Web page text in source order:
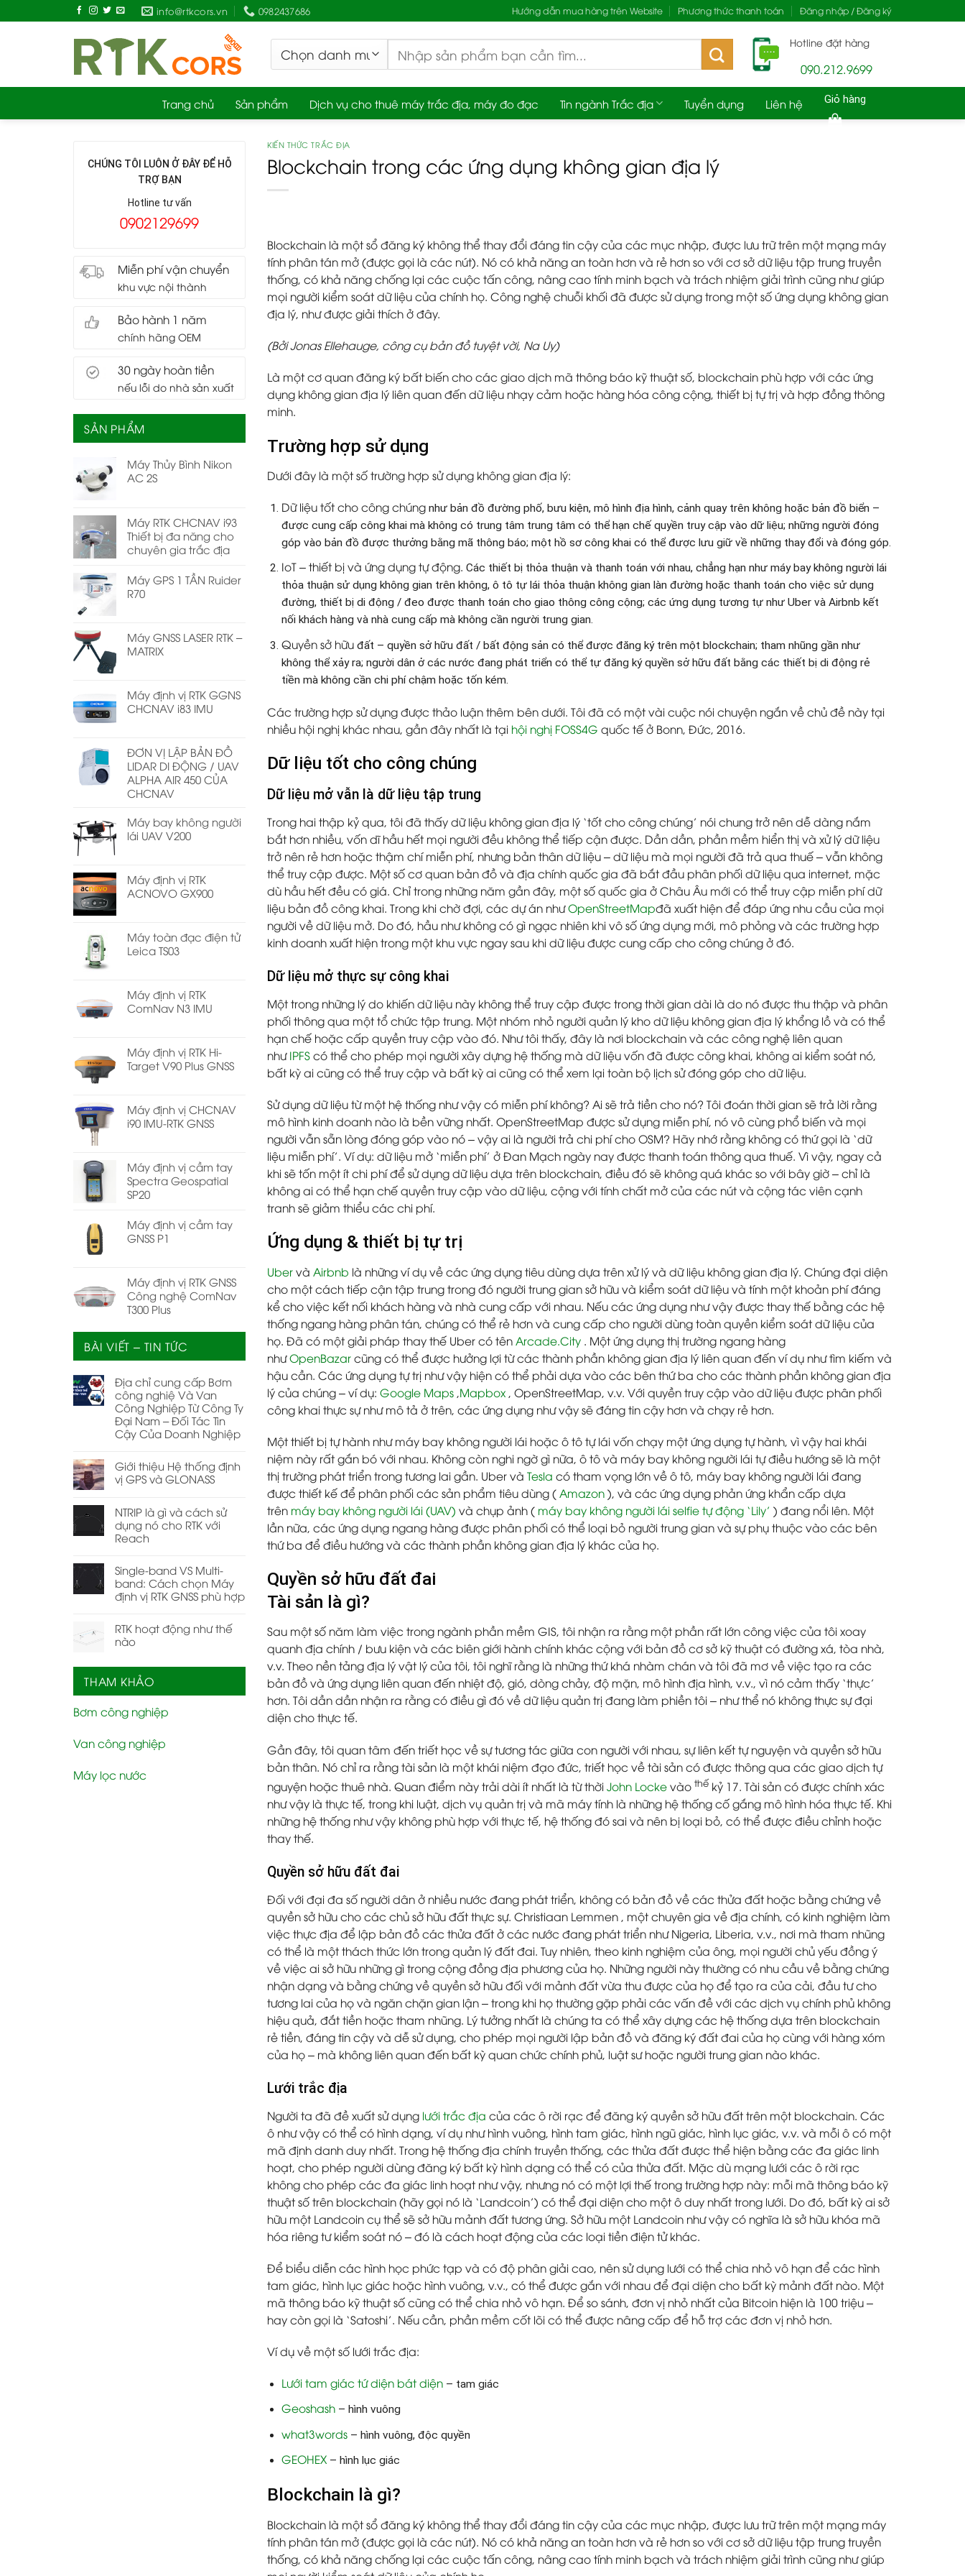
to
info@rtkcors.vn 0982437686 Hướng dẫn mua hàng trên Website Phương thức thanh toán Đăng nhập / Đăng ký
Tìm
kiếm:
Hotline đặt hàng
090.212.9699
Trang chủ Sản phẩm Dịch vụ cho thuê máy trắc địa, máy đo đạc Tin ngành Trắc địa Tuyển dụng Liên hệ Giỏ hàng
CHÚNG TÔI LUÔN Ở ĐÂY ĐỂ HỖ
TRỢ BẠN
Hotline tư vấn
0902129699
Miễn phí vận chuyển
khu vực nội thành
Bảo hành 1 năm
chính hãng OEM
30 ngày hoàn tiền
nếu lỗi do nhà sản xuất
SẢN PHẨM
Máy Thủy Bình Nikon
AC 2S
Máy RTK CHCNAV i93
Thiết bị đa năng cho
chuyên gia trắc địa
Máy GPS 1 TẦN Ruider
R70
Máy GNSS LASER RTK –
MATRIX
Máy định vị RTK GGNS
CHCNAV i83 IMU
ĐƠN VỊ LẬP BẢN ĐỒ
LIDAR DI ĐỘNG / UAV
ALPHA AIR 450 CỦA
CHCNAV
Máy bay không người
lái UAV V200
Máy định vị RTK
ACNOVO GX900
Máy toàn đạc điện tử
Leica TS03
Máy định vị RTK
ComNav N3 IMU
Máy định vị RTK Hi-
Target V90 Plus GNSS
Máy định vị CHCNAV
i90 IMU-RTK GNSS
Máy định vị cầm tay
Spectra Geospatial
SP20
Máy định vị cầm tay
GNSS P1
Máy định vị RTK GNSS
Công nghệ ComNav
T300 Plus
BÀI VIẾT – TIN TỨC
Địa chỉ cung cấp Bơm
công nghiệ Và Van
Công Nghiệp Từ Công Ty
Đại Nam – Đối Tác Tin
Cậy Của Doanh Nghiệp
Giới thiệu Hệ thống định
vị GPS và GLONASS
NTRIP là gì và cách sử
dụng nó cho RTK với
Reach
Single-band VS Multi-
band: Cách chọn Máy
định vị RTK GNSS phù hợp
RTK hoạt động như thế
nào
THAM KHẢO
Bơm công nghiệp
Van công nghiệp
Máy lọc nước
KIẾN THỨC TRẮC ĐỊA
Blockchain trong các ứng dụng không gian địa lý
Blockchain là một sổ đăng ký không thể thay đổi đáng tin cậy của các mục nhập, được lưu trữ trên một mạng máy
tính phân tán mở (được gọi là các nút). Nó có khả năng an toàn hơn và rẻ hơn so với cơ sở dữ liệu tập trung truyền
thống, có khả năng chống lại các cuộc tấn công, nâng cao tính minh bạch và trách nhiệm giải trình cũng như giúp
mọi người kiểm soát dữ liệu của chính họ. Công nghệ chuỗi khối đã được sử dụng trong một số ứng dụng không gian
địa lý, như được giải thích ở đây.
(Bởi Jonas Ellehauge, công cụ bản đồ tuyệt vời, Na Uy)
Là một cơ quan đăng ký bất biến cho các giao dịch mã thông báo kỹ thuật số, blockchain phù hợp với các ứng
dụng không gian địa lý liên quan đến dữ liệu nhạy cảm hoặc hàng hóa công cộng, thiết bị tự trị và hợp đồng thông
minh.
Trường hợp sử dụng
Dưới đây là một số trường hợp sử dụng không gian địa lý:
Dữ liệu tốt cho công chúng như bản đồ đường phố, bưu kiện, mô hình địa hình, cảnh quay trên không hoặc bản đồ biển –
được cung cấp công khai mà không có trung tâm trung tâm có thể hạn chế quyền truy cập vào dữ liệu; những người đóng
góp vào bản đồ được thưởng bằng mã thông báo; một hồ sơ công khai có thể được lưu giữ về những thay đổi và đóng góp.
IoT–thiết bị và ứng dụng tự động.Các thiết bị thỏa thuận và thanh toán với nhau, chẳng hạn như máy bay không người lái
thỏa thuận sử dụng không gian trên không, ô tô tự lái thỏa thuận không gian làn đường hoặc thanh toán cho việc sử dụng
đường, thiết bị di động / đeo được thanh toán cho giao thông công cộng; các ứng dụng tương tự như Uber và Airbnb kết
nối khách hàng và nhà cung cấp mà không cần người trung gian.
Quyền sở hữu đất – quyền sở hữu đất / bất động sản có thể được đăng ký trên một blockchain; tham nhũng gần như
không thể xảy ra; người dân ở các nước đang phát triển có thể tự đăng ký quyền sở hữu đất bằng các thiết bị di động rẻ
tiền mà không cần chi phí chậm hoặc tốn kém.
Các trường hợp sử dụng được thảo luận thêm bên dưới. Tôi đã có một vài cuộc nói chuyện ngắn về chủ đề này tại
nhiều hội nghị khác nhau, gần đây nhất là tại hội nghị FOSS4G quốc tế ở Bonn, Đức, 2016.
Dữ liệu tốt cho công chúng
Dữ liệu mở vẫn là dữ liệu tập trung
Trong hai thập kỷ qua, tôi đã thấy dữ liệu không gian địa lý ‘tốt cho công chúng’ nói chung trở nên dễ dàng nắm
bắt hơn nhiều, vốn dĩ hầu hết mọi người đều không thể tiếp cận được. Dần dần, phần mềm hiển thị và xử lý dữ liệu
trở nên rẻ hơn hoặc thậm chí miễn phí, nhưng bản thân dữ liệu – dữ liệu mà mọi người đã trả qua thuế – vẫn không
thể truy cập được. Một số cơ quan bản đồ và địa chính quốc gia đã bắt đầu phân phối dữ liệu qua internet, mặc
dù hầu hết đều có giá. Chỉ trong những năm gần đây, một số quốc gia ở Châu Âu mới có thể truy cập miễn phí dữ
liệu bản đồ công khai. Trong khi chờ đợi, các dự án nhưOpenStreetMapđã xuất hiện để đáp ứng nhu cầu của mọi
người về dữ liệu mở. Do đó, hầu như không có gì ngạc nhiên khi vô số ứng dụng mới, mô phỏng và các trường hợp
kinh doanh xuất hiện trong một khu vực ngay sau khi dữ liệu được cung cấp cho công chúng ở đó.
Dữ liệu mở thực sự công khai
Một trong những lý do khiến dữ liệu này không thể truy cập được trong thời gian dài là do nó được thu thập và phân
phối thông qua một tổ chức tập trung. Một nhóm nhỏ người quản lý kho dữ liệu không gian địa lý khổng lồ và có thể
hạn chế hoặc cấp quyền truy cập vào đó. Như tôi thấy, đây là nơi blockchain và các công nghệ liên quan
nhưIPFScó thể cho phép mọi người xây dựng hệ thống mà dữ liệu vốn đã được công khai, không ai kiểm soát nó,
bất kỳ ai cũng có thể truy cập và bất kỳ ai cũng có thể xem lại toàn bộ lịch sử đóng góp cho dữ liệu.
Sử dụng dữ liệu từ một hệ thống như vậy có miễn phí không? Ai sẽ trả tiền cho nó? Tôi đoán thời gian sẽ trả lời rằng
mô hình kinh doanh nào là bền vững nhất. OpenStreetMap được sử dụng miễn phí, nó vô cùng phổ biến và mọi
người vẫn sẵn lòng đóng góp vào nó – vậy ai là người trả chi phí cho OSM? Hãy nhớ rằng không có thứ gọi là ‘dữ
liệu miễn phí’. Ví dụ: dữ liệu mở ‘miễn phí’ ở Đan Mạch ngày nay được thanh toán thông qua thuế. Vì vậy, ngay cả
khi sẽ tốn một ít chi phí để sử dụng dữ liệu dựa trên blockchain, điều đó sẽ không quá khác so với bây giờ – chỉ là
không ai có thể hạn chế quyền truy cập vào dữ liệu, cộng với tính chất mở của các nút và cộng tác viên cạnh
tranh sẽ giảm thiểu các chi phí.
Ứng dụng & thiết bị tự trị
Ubervà Airbnb là những ví dụ về các ứng dụng tiêu dùng dựa trên xử lý và dữ liệu không gian địa lý. Chúng đại diện
cho một cách tiếp cận tập trung trong đó người trung gian sở hữu và kiểm soát dữ liệu và tính một khoản phí đáng
kể cho việc kết nối khách hàng và nhà cung cấp với nhau. Nếu các ứng dụng như vậy được thay thế bằng các hệ
thống ngang hàng phân tán, chúng có thể rẻ hơn và cung cấp cho người dùng toàn quyền kiểm soát dữ liệu của
họ. Đã có một giải pháp thay thế Uber có tên Arcade.City . Một ứng dụng thị trường ngang hàng
nhưOpenBazarcũng có thể được hưởng lợi từ các thành phần không gian địa lý liên quan đến ví dụ như tìm kiếm và
hậu cần. Các ứng dụng tự trị như vậy hiện có thể phải dựa vào các bên thứ ba cho các thành phần không gian địa
lý của chúng – ví dụ: Google Maps Mapbox , OpenStreetMap, v.v. Với quyền truy cập vào dữ liệu được phân phối
công khai thực sự như mô tả ở trên, các ứng dụng như vậy sẽ đáng tin cậy hơn và chạy rẻ hơn.
Một thiết bị tự hành như máy bay không người lái hoặc ô tô tự lái vốn chạy một ứng dụng tự hành, vì vậy hai khái
niệm này rất gắn bó với nhau. Không còn nghi ngờ gì nữa, ô tô và máy bay không người lái tự điều hướng sẽ là một
thị trường phát triển trong tương lai gần. Uber và Tesla có tham vọng lớn về ô tô, máy bay không người lái đang
được thiết kế để phân phối các sản phẩm tiêu dùng ( Amazon), và các ứng dụng phản ứng khẩn cấp dựa
trên máy bay không người lái (UAV) và chụp ảnh ( máy bay không người lái selfie tự động ‘Lily’ ) đang nổi lên. Một
lần nữa, các ứng dụng ngang hàng được phân phối có thể loại bỏ người trung gian và sự phụ thuộc vào các bên
thứ ba để điều hướng và các thành phần không gian địa lý khác của họ.
Quyền sở hữu đất đai
Tài sản là gì?
Sau một số năm làm việc trong ngành phần mềm GIS, tôi nhận ra rằng một phần rất lớn công việc của tôi xoay
quanh địa chính / bưu kiện và các biên giới hành chính khác cộng với bản đồ cơ sở kỹ thuật có đường xá, tòa nhà,
v.v. Theo nền tảng địa lý vật lý của tôi, tôi nghĩ rằng là những thứ khá nhàm chán và tôi đã mơ về việc tạo ra các
bản đồ và ứng dụng liên quan đến nhiệt độ, gió, dòng chảy, độ mặn, mô hình địa hình, v.v., vì nó cảm thấy ‘thực’
hơn. Tôi dần dần nhận ra rằng có điều gì đó về dữ liệu quản trị đang làm phiền tôi – như thể nó không thực sự đại
diện cho thực tế.
Gần đây, tôi quan tâm đến triết học về sự tương tác giữa con người với nhau, sự liên kết tự nguyện và quyền sở hữu
bản thân. Nó chỉ ra rằng tài sản là một khái niệm đạo đức, triết học về tài sản có được thông qua các giao dịch tự
nguyện hoặc thuê nhà. Quan điểm này trải dài ít nhất là từ thời John Lockevào thế kỷ 17. Tài sản có được chính xác
như vậy là thực tế, trong khi luật, dịch vụ quản trị và mã máy tính là những hệ thống cố gắng mô hình hóa thực tế. Khi
những hệ thống như vậy không phù hợp với thực tế, hệ thống đó sai và nên bị loại bỏ, có thể được điều chỉnh hoặc
thay thế.
Quyền sở hữu đất đai
Đối với đại đa số người dân ở nhiều nước đang phát triển, không có bản đồ về các thửa đất hoặc bằng chứng về
quyền sở hữu cho các chủ sở hữu đất thực sự. Christiaan Lemmen , một chuyên gia về địa chính, có kinh nghiệm làm
việc thực địa để lập bản đồ các thửa đất ở các nước đang phát triển như Nigeria, Liberia, v.v., nơi mà tham nhũng
có thể là một thách thức lớn trong quản lý đất đai . Tuy nhiên, theo kinh nghiệm của ông, mọi người chủ yếu đồng ý
về việc ai sở hữu những gì trong cộng đồng địa phương của họ. Những người này thường có nhu cầu về bằng chứng
nhận dạng và bằng chứng về quyền sở hữu đối với mảnh đất vừa thu được của họ để tạo ra của cải, đầu tư cho
tương lai của họ và ngăn chặn gian lận – trong khi họ thường gặp phải các vấn đề với các dịch vụ chính phủ không
hiệu quả, đắt tiền hoặc tham nhũng. Lý tưởng nhất là chúng ta có thể xây dựng các hệ thống dựa trên blockchain
rẻ tiền, đáng tin cậy và dễ sử dụng, cho phép mọi người lập bản đồ và đăng ký đất đai của họ cùng với hàng xóm
của họ – mà không liên quan đến bất kỳ quan chức chính phủ, luật sư hoặc người trung gian nào khác.
Lưới trắc địa
Người ta đã đề xuất sử dụng lưới trắc địa của các ô rời rạc để đăng ký quyền sở hữu đất trên một blockchain. Các
ô như vậy có thể có hình dạng, ví dụ như hình vuông, hình tam giác, hình ngũ giác, hình lục giác, v.v. và mỗi ô có một
mã định danh duy nhất. Trong hệ thống địa chính truyền thống, các thửa đất được thể hiện bằng các đa giác linh
hoạt, cho phép người dùng đăng ký bất kỳ hình dạng có thể có của thửa đất. Mặc dù mạng lưới các ô rời rạc
không cho phép các đa giác linh hoạt như vậy, nhưng nó có một lợi thế trong trường hợp này: mỗi mã thông báo kỹ
thuật số trên blockchain (hãy gọi nó là ‘Landcoin’) có thể đại diện cho một ô duy nhất trong lưới. Do đó, bất kỳ ai sở
hữu một Landcoin cụ thể sẽ sở hữu mảnh đất tương ứng. Sở hữu một Landcoin như vậy có nghĩa là sở hữu khóa mã
hóa riêng tư kiểm soát nó – đó là cách hoạt động của các loại tiền điện tử khác.
Để biểu diễn các hình học phức tạp và có độ phân giải cao, nên sử dụng lưới có thể chia nhỏ vô hạn để các hình
tam giác, hình lục giác hoặc hình vuông, v.v., có thể được gắn với nhau để đại diện cho bất kỳ mảnh đất nào. Một
mã thông báo kỹ thuật số cũng có thể chia nhỏ vô hạn. Để so sánh, đơn vị nhỏ nhất của Bitcoin hiện là 100 triệu –
hay còn gọi là ‘Satoshi’. Nếu cần, phần mềm cốt lõi có thể được nâng cấp để hỗ trợ các đơn vị nhỏ hơn.
Ví dụ về một số lưới trắc địa:
Lưới tam giác tứ diện bát diện – tam giác
Geoshash – hình vuông
what3words – hình vuông, độc quyền
GEOHEX – hình lục giác
Blockchain là gì?
Blockchain là một sổ đăng ký không thể thay đổi đáng tin cậy của các mục nhập, được lưu trữ trên một mạng máy
tính phân tán mở (được gọi là các nút). Nó có khả năng an toàn hơn và rẻ hơn so với cơ sở dữ liệu tập trung truyền
thống, có khả năng chống lại các cuộc tấn công, nâng cao tính minh bạch và trách nhiệm giải trình cũng như giúp